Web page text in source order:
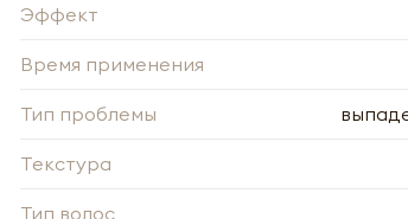
Эффект
Время применения
Тип проблемы
Текстура
Тип волос